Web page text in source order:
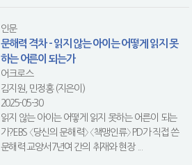
인문
문해력 격차 - 읽지 않는 아이는 어떻게 읽지 못
하는 어른이 되는가
어크로스
김지원, 민정홍 (지은이)
2025-05-30
읽지 않는 아이는 어떻게 읽지 못하는 어른이 되는
가?EBS 〈당신의 문해력〉 〈책맹인류〉 PD가 직접 쓴
문해력 교양서7년여 간의 취재와 현장 ...